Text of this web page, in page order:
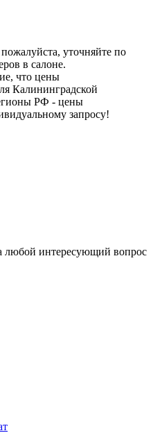
уточняйте по
в салоне.
что цены
Калининградской
РФ - цены
запросу!
любой интересующий вопрос